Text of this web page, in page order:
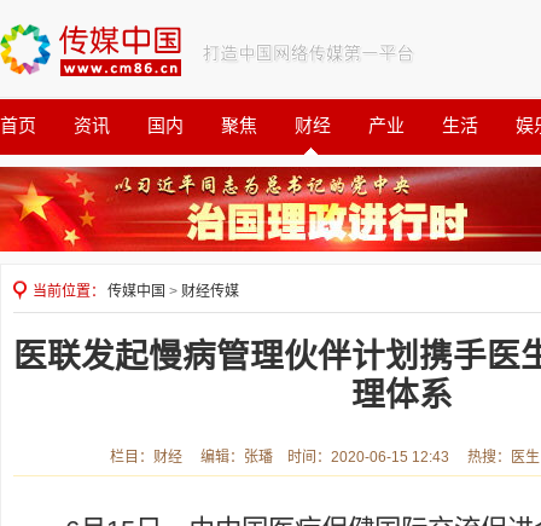
首页 资讯 国内 聚焦 财经 产业 生活 娱
观察 公益
当前位置： 传媒中国 > 财经传媒
医联发起慢病管理伙伴计划携手医
理体系
栏目：财经 编辑：张璠 时间：2020-06-15 12:43 热搜：医